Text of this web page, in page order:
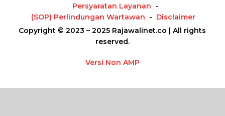
Persyaratan Layanan
(SOP) Perlindungan Wartawan
Disclaimer
Copyright © 2023 – 2025 Rajawalinet.co | All rights
reserved.
Versi Non AMP